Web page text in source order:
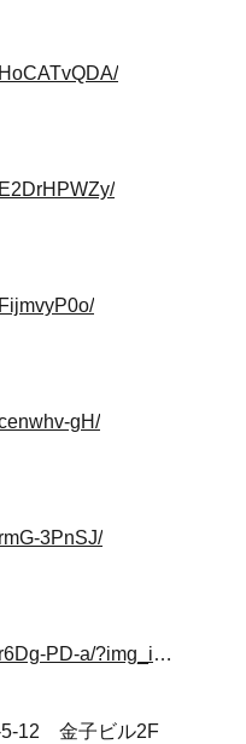
gH/
3PnSJ/
https://www.instagram.com/p/C2r6Dg-PD-a/?img_index=5
5-12 金子ビル2F